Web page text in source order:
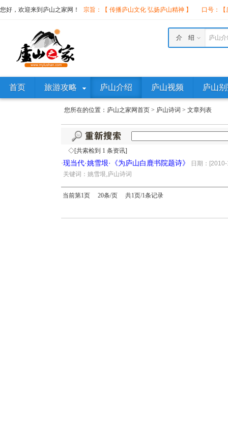
您好，欢迎来到庐山之家网！ 宗旨：【 传播庐山文化 弘扬庐山精神 】 口号：
庐山
介 绍
首页 旅游攻略 庐山介绍 庐山视频 庐山
您所在的位置： 庐山之家网首页 > 庐山诗词 > 文章列表
◇[共索检到 1 条资讯]
·现当代·姚雪垠·《为庐山白鹿书院题诗》
日期：
关键词：姚雪垠,庐山诗词
当前第1页 20条/页 共1页/1条记录